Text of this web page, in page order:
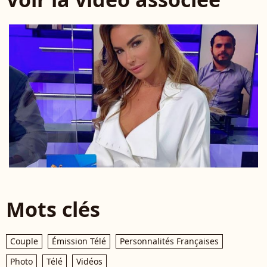
Mots clés
Couple Émission Télé
Personnalités Françaises
Photo
Télé Vidéos